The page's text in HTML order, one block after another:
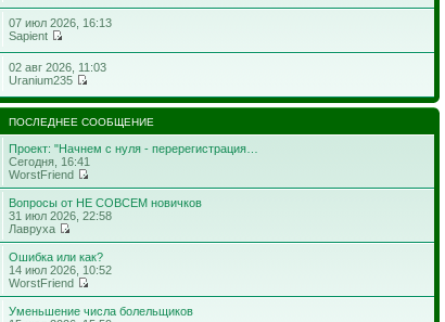
07 июл 2026, 16:13
Sapient
02 авг 2026, 11:03
Uranium235
ПОСЛЕДНЕЕ СООБЩЕНИЕ
Проект: "Начнем с нуля - перерегистрация…
Сегодня, 16:41
WorstFriend
Вопросы от НЕ СОВСЕМ новичков
31 июл 2026, 22:58
Лавруха
Ошибка или как?
14 июл 2026, 10:52
WorstFriend
Уменьшение числа болельщиков